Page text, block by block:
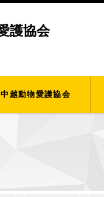
護協会
中越動物愛護協会